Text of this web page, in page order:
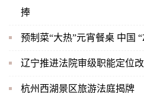
捧
预制菜“大热”元宵餐桌 中国
辽宁推进法院审级职能定位
杭州西湖景区旅游法庭揭牌